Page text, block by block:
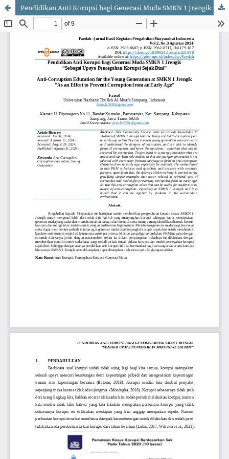
Pendidikan Anti Korupsi bagi Generasi Muda SMKN 1 Jrengik “Sebagai Upaya Pencegahan Korupsi Sejak Dini”